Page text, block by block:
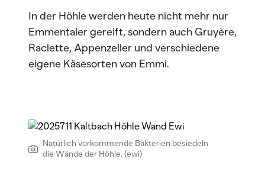
In der Höhle werden heute nicht mehr nur
Emmentaler gereift, sondern auch Gruyère,
Raclette, Appenzeller und verschiedene
eigene Käsesorten von Emmi.
Natürlich vorkommende Bakterien besiedeln
die Wände der Höhle. (ewi)